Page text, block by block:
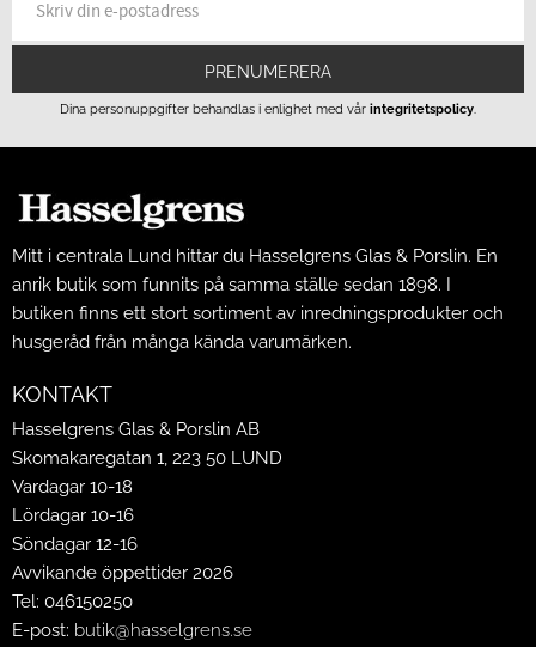
PRENUMERERA
Dina personuppgifter behandlas i enlighet med vår integritetspolicy.
Mitt i centrala Lund hittar du Hasselgrens Glas & Porslin. En
anrik butik som funnits på samma ställe sedan 1898. I
butiken finns ett stort sortiment av inredningsprodukter och
husgeråd från många kända varumärken.
KONTAKT
Hasselgrens Glas & Porslin AB
Skomakaregatan 1, 223 50 LUND
Vardagar 10-18
Lördagar 10-16
Söndagar 12-16
Avvikande öppettider 2026
Tel: 046150250
E-post: butik@hasselgrens.se